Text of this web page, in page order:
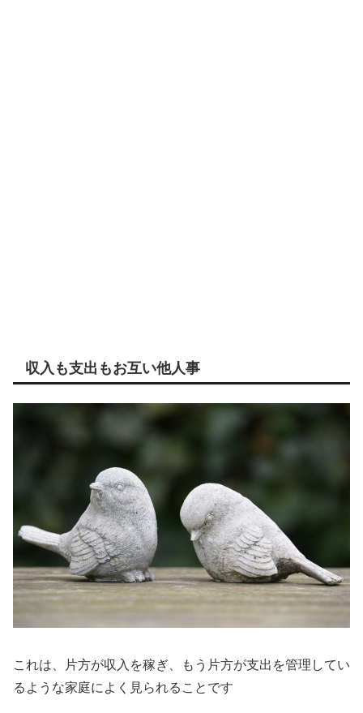
収入も支出もお互い他人事
これは、片方が収入を稼ぎ、もう片方が支出を管理してい
るような家庭によく見られることです